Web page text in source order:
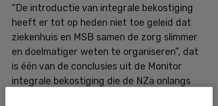
“De introductie van integrale bekostiging
heeft er tot op heden niet toe geleid dat
ziekenhuis en MSB samen de zorg slimmer
en doelmatiger weten te organiseren”, dat
is één van de conclusies uit de Monitor
integrale bekostiging die de NZa onlangs